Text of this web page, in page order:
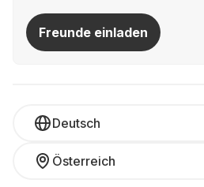
Freunde einladen
Deutsch
Österreich